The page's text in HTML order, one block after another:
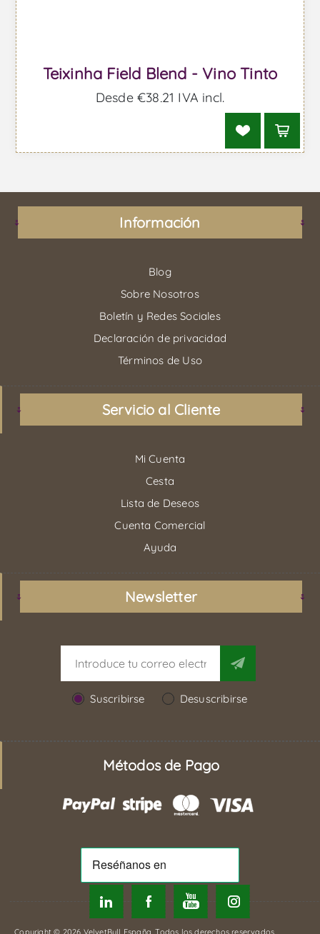
Teixinha Field Blend - Vino Tinto
Desde €38,21 IVA incl.
Información
Blog
Sobre Nosotros
Boletín y Redes Sociales
Declaración de privacidad
Términos de Uso
Servicio al Cliente
Mi Cuenta
Cesta
Lista de Deseos
Cuenta Comercial
Ayuda
Newsletter
Suscribirse Desuscribirse
Métodos de Pago